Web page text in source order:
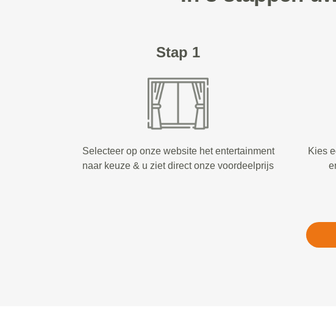
Stap 1
Selecteer op onze website het entertainment
naar keuze & u ziet direct onze voordeelprijs
Kies